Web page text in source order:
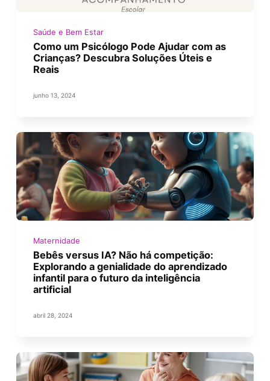
Saúde e Bem Estar
Como um Psicólogo Pode Ajudar com as
Crianças? Descubra Soluções Úteis e
Reais
junho 13, 2024
Maternidade
Bebês versus IA? Não há competição:
Explorando a genialidade do aprendizado
infantil para o futuro da inteligência
artificial
abril 28, 2024